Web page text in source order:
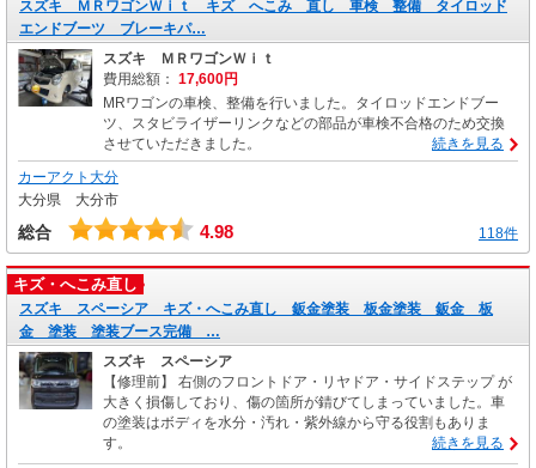
スズキ ＭＲワゴンＷｉｔ キズ へこみ 直し 車検 整備 タイロッド
エンドブーツ ブレーキパ…
スズキ ＭＲワゴンＷｉｔ
費用総額： 17,600円
MRワゴンの車検、整備を行いました。タイロッドエンドブー
ツ、スタビライザーリンクなどの部品が車検不合格のため交換
させていただきました。
続きを見る
カーアクト大分
大分県 大分市
総合 4.98 118件
キズ・へこみ直し
スズキ スペーシア キズ・へこみ直し 鈑金塗装 板金塗装 鈑金 板
金 塗装 塗装ブース完備 …
スズキ スペーシア
【修理前】 右側のフロントドア・リヤドア・サイドステップ が
大きく損傷しており、傷の箇所が錆びてしまっていました。車
の塗装はボディを水分・汚れ・紫外線から守る役割もありま
す。
続きを見る